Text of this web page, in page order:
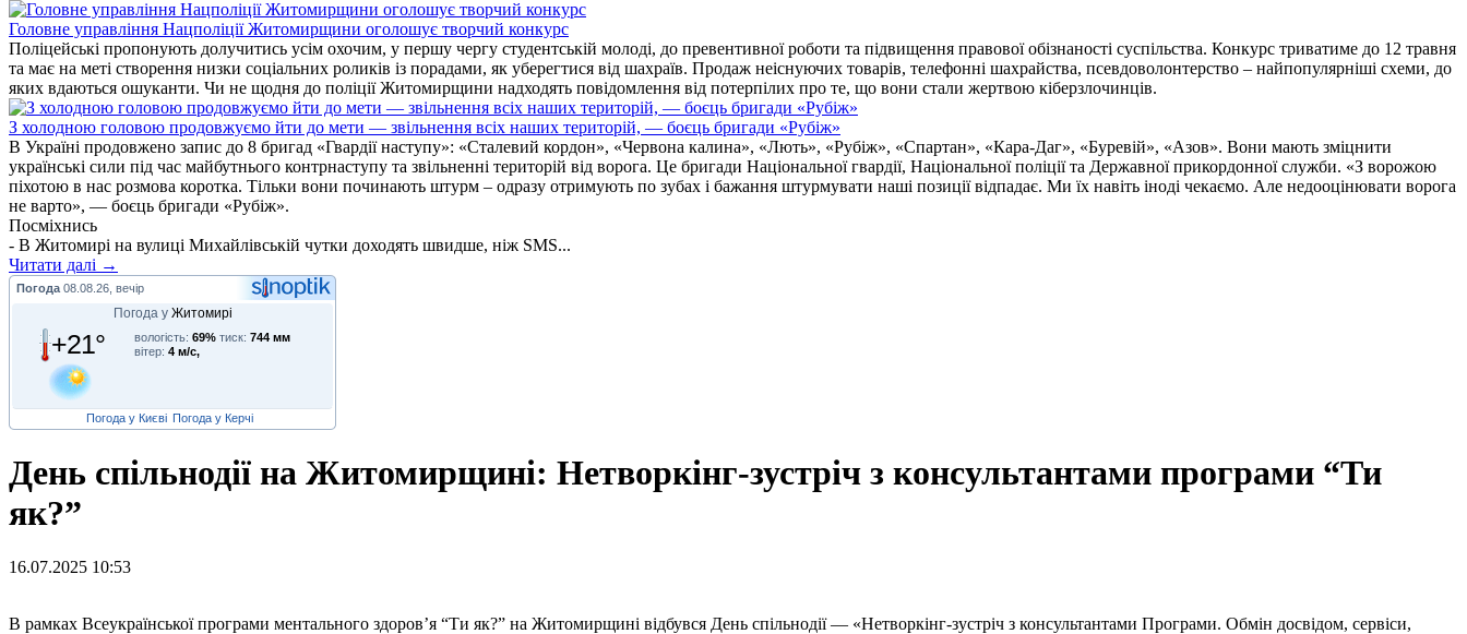
Головне управління Нацполіції Житомирщини оголошує творчий конкурс
Поліцейські пропонують долучитись усім охочим, у першу чергу студентській молоді, до превентивної роботи та підвищення правової обізнаності суспільства. Конкурс триватиме до 12 травня
та має на меті створення низки соціальних роликів із порадами, як уберегтися від шахраїв. Продаж неіснуючих товарів, телефонні шахрайства, псевдоволонтерство – найпопулярніші схеми, до
яких вдаються ошуканти. Чи не щодня до поліції Житомирщини надходять повідомлення від потерпілих про те, що вони стали жертвою кіберзлочинців.
З холодною головою продовжуємо йти до мети — звільнення всіх наших територій, — боєць бригади «Рубіж»
В Україні продовжено запис до 8 бригад «Гвардії наступу»: «Сталевий кордон», «Червона калина», «Лють», «Рубіж», «Спартан», «Кара-Даг», «Буревій», «Азов». Вони мають зміцнити
українські сили під час майбутнього контрнаступу та звільненні територій від ворога. Це бригади Національної гвардії, Національної поліції та Державної прикордонної служби. «З ворожою
піхотою в нас розмова коротка. Тільки вони починають штурм – одразу отримують по зубах і бажання штурмувати наші позиції відпадає. Ми їх навіть іноді чекаємо. Але недооцінювати ворога
не варто», — боєць бригади «Рубіж».
Посміхнись
- В Житомирі на вулиці Михайлівській чутки доходять швидше, ніж SMS...
Читати далі →
Погода 08.08.26, вечір
Погода у Житомирі
+21° вологість: 69% тиск: 744 мм
вітер: 4 м/с,
Погода у Києві Погода у Керчі
День спільнодії на Житомирщині: Нетворкінг-зустріч з консультантами програми “Ти
як?”
16.07.2025 10:53
В рамках Всеукраїнської програми ментального здоровʼя “Ти як?” на Житомирщині відбувся День спільнодії — «Нетворкінг-зустріч з консультантами Програми. Обмін досвідом, сервіси,